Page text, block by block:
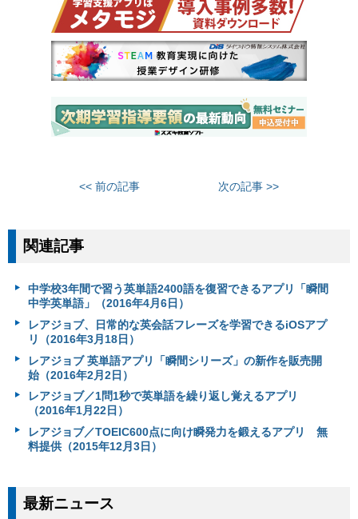
<< 前の記事 次の記事 >>
関連記事
中学校3年間で習う英単語2400語を復習できるアプリ「瞬間
中学英単語」（2016年4月6日）
レアジョブ、日常的な英会話フレーズを学習できるiOSアプ
リ（2016年3月18日）
レアジョブ 英単語アプリ「瞬間シリーズ」の新作を販売開
始（2016年2月2日）
レアジョブ／1問1秒で英単語を繰り返し覚えるアプリ
（2016年1月22日）
レアジョブ／TOEIC600点に向け瞬発力を鍛えるアプリ 無
料提供（2015年12月3日）
最新ニュース